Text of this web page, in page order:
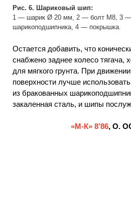
Рис. 6. Шариковый шип:
1 — шарик Ø 20 мм, 2 — болт М8, 3 —
шарикоподшипника, 4 — покрышка.
Остается добавить, что
снабжено заднее колесо тягача,
для мягкого грунта. При
поверхности лучше
из бракованных
закаленная сталь, и шипы
«М-К» 8’86, О.